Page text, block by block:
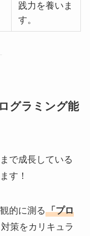
践力を養いま
す。
グラミング能
で成長している
す！
的に測る「プロ
策をカリキュラ